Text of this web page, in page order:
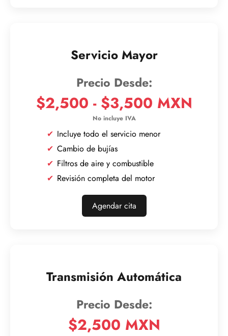
Servicio Mayor
$2,500 - $3,500 MXN
Incluye todo el servicio menor
Cambio de bujías
Filtros de aire y combustible
Revisión completa del motor
Agendar cita
Transmisión Automática
$2,500 MXN